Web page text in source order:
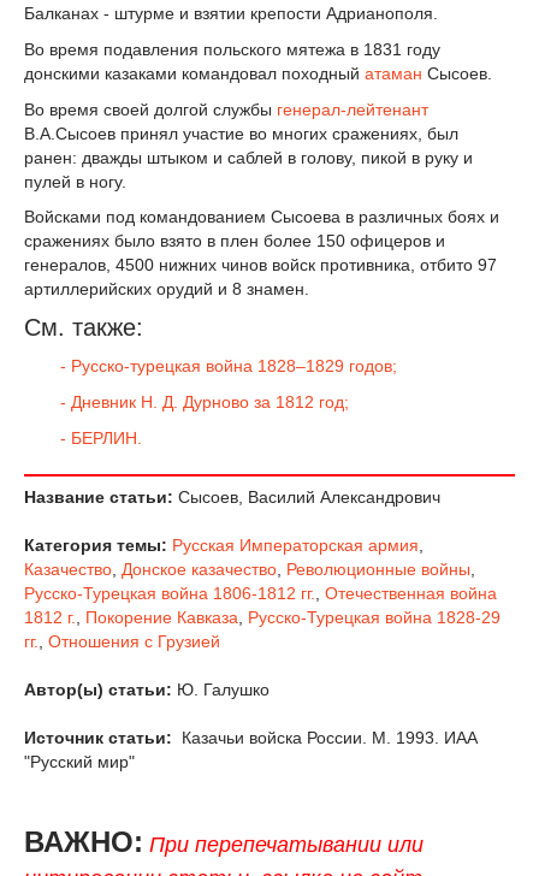
Балканах - штурме и взятии крепости Адрианополя.
Во время подавления польского мятежа в 1831 году
донскими казаками командовал походный атаман Сысоев.
Во время своей долгой службы генерал-лейтенант
В.А.Сысоев принял участие во многих сражениях, был
ранен: дважды штыком и саблей в голову, пикой в руку и
пулей в ногу.
Войсками под командованием Сысоева в различных боях и
сражениях было взято в плен более 150 офицеров и
генералов, 4500 нижних чинов войск противника, отбито 97
артиллерийских орудий и 8 знамен.
См. также:
- Русско-турецкая война 1828–1829 годов;
- Дневник Н. Д. Дурново за 1812 год;
- БЕРЛИН.
Название статьи: Сысоев, Василий Александрович
Категория темы: Русская Императорская армия
Казачество Донское казачество Революционные войны
Русско-Турецкая война 1806-1812 гг.
Отечественная война
1812 г.
Покорение Кавказа
Русско-Турецкая война 1828-29
гг.
Отношения с Грузией
Автор(ы) статьи: Ю. Галушко
Источник статьи:
Казачьи войска России. М. 1993. ИАА
"Русский мир"
ВАЖНО: При перепечатывании или